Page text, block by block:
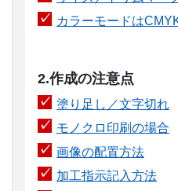
カラーモードは
2.作成の注意点
塗り足し／文字切れ
モノクロ印刷の場合
画像の配置方法
加工指示記入方法